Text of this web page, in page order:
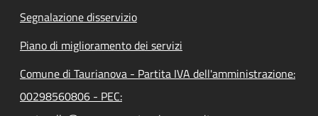
Segnalazione disservizio
Piano di miglioramento dei servizi
Comune di Taurianova - Partita IVA dell'amministrazione:
00298560806 - PEC: